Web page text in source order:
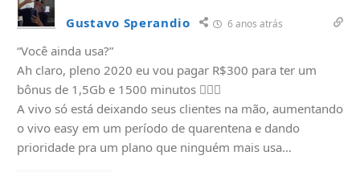
Gustavo Sperandio 6 anos atrás
“Você ainda usa?”
Ah claro, pleno 2020 eu vou pagar R$300 para ter um
bônus de 1,5Gb e 1500 minutos 🤦🏻‍♂️
A vivo só está deixando seus clientes na mão, aumentando
o vivo easy em um período de quarentena e dando
prioridade pra um plano que ninguém mais usa…